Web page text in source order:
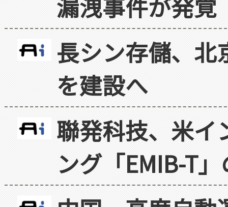
長シン存儲、北
を建設へ
聯発科技、米イ
ング「EMIB-T